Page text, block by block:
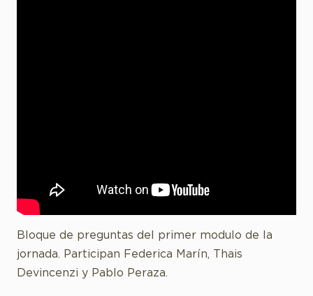
Bloque de preguntas del primer modulo de la
jornada. Participan Federica Marín, Thais
Devincenzi y Pablo Peraza.